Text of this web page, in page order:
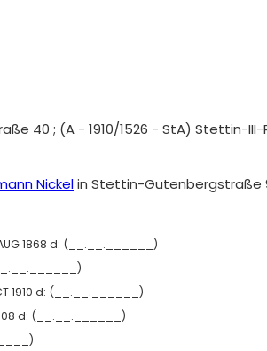
40 ; (A - 1910/1526 - StA) Stettin-
Nickelin Stettin-Gutenbergstraße
1868 d: (__.__.______)
1910 d: (__.__.______)
d: (__.__.______)